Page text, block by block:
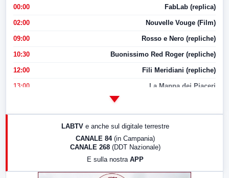
00:00 FabLab (replica)
02:00 Nouvelle Vouge (Film)
09:00 Rosso e Nero (repliche)
10:30 Buonissimo Red Roger (repliche)
12:00 Fili Meridiani (repliche)
13:00 La Mappa dei Piaceri
LABTV e anche sul digitale terrestre
CANALE 84 (in Campania)
CANALE 268 (DDT Nazionale)
E sulla nostra APP